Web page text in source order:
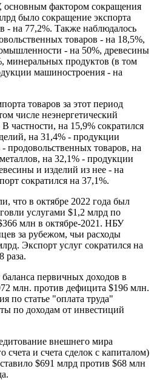
фактором сокращения
было сокращение экспорта
- на 77,2%. Также наблюдалось
товаров - на 18,5%,
- на 50%, древесины
минеральных продуктов (в том
машиностроения - на
товаров за этот период
числе неэнергетический
частности, на 15,9% сократился
на 31,4% - продукции
продовольственных товаров, на
на 32,1% - продукции
и изделий из нее - на
сократился на 37,1%.
что в октябре 2022 года был
услугами $1,2 млрд по
млн в октябре-2021. НБУ
за рубежом, чьи расходы
Экспорт услуг сократился на
раза.
первичных доходов в
млн. против дефицита $196 млн.
по статье "оплата труда"
по доходам от инвестиций
внешнего мира
счета и счета сделок с капиталом)
$691 млрд против $68 млн